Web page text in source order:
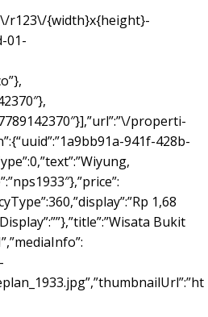
r123\/{width}x{height}-
01-
”},
properti-
941f-428b-
1,68
Bukit